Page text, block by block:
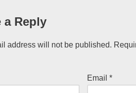
a Reply
address will not be published.
Email*